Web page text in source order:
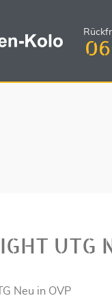
UTG
Neu in OVP